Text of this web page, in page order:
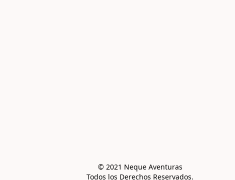
© 2021 Neque Aventuras
Todos los Derechos Reservados.